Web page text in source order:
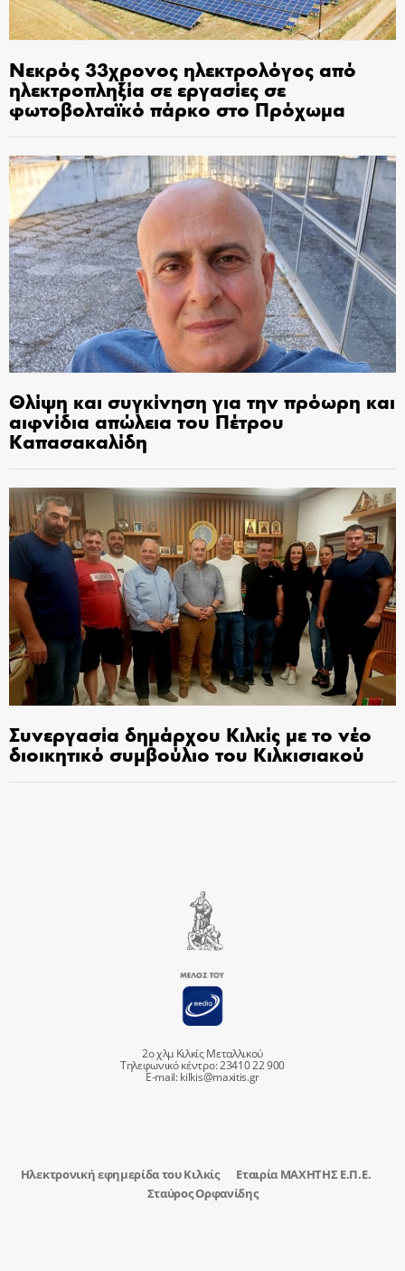
Νεκρός 33χρονος ηλεκτρολόγος από
ηλεκτροπληξία σε εργασίες σε
φωτοβολταϊκό πάρκο στο Πρόχωμα
Θλίψη και συγκίνηση για την πρόωρη και
αιφνίδια απώλεια του Πέτρου
Καπασακαλίδη
Συνεργασία δημάρχου Κιλκίς με το νέο
διοικητικό συμβούλιο του Κιλκισιακού
2ο χλμ Κιλκίς Μεταλλικού
Τηλεφωνικό κέντρο: 23410 22 900
E-mail:kilkis@maxitis.gr
Ηλεκτρονική εφημερίδα του Κιλκίς
Εταιρία ΜΑΧΗΤΗΣ Ε.Π.Ε.
Σταύρος Ορφανίδης